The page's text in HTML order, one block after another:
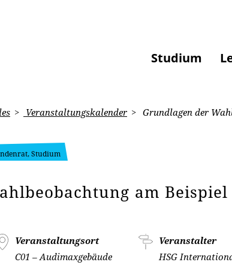
Studium
Veranstaltungskalender Grundlagen der
Studium
am Beispiel
Veranstaltungsort
C01 – Audimaxgebäude
Veranstalter
HSG